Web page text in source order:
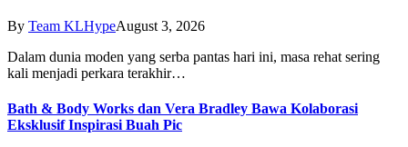
By Team KLHypeAugust 3, 2026
Dalam dunia moden yang serba pantas hari ini, masa rehat sering
kali menjadi perkara terakhir…
Bath & Body Works dan Vera Bradley Bawa Kolaborasi
Eksklusif Inspirasi Buah Pic